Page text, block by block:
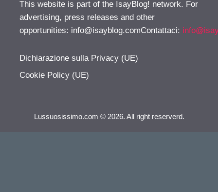
This website is part of the IsayBlog! network. For
advertising, press releases and other
opportunities: info@isayblog.comContattaci:
Dichiarazione sulla Privacy (UE)
Cookie Policy (UE)
Lussuosissimo.com © 2026. All right reserverd.